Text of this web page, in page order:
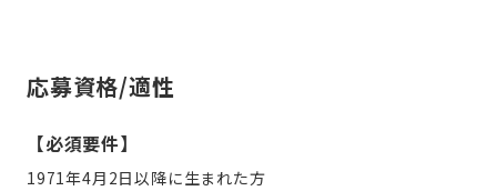
応募資格/適性
【必須要件】
1971年4月2日以降に生まれた方